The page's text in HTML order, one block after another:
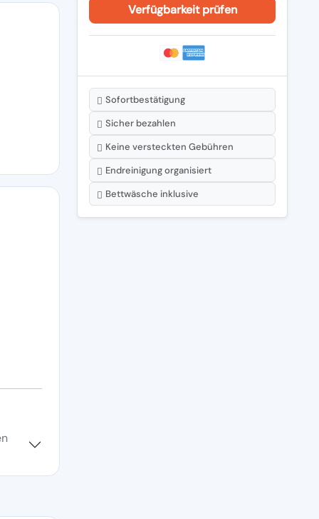
Sofortbestätigung
Sicher bezahlen
Keine versteckten Gebühren
Endreinigung organisiert
Bettwäsche inklusive